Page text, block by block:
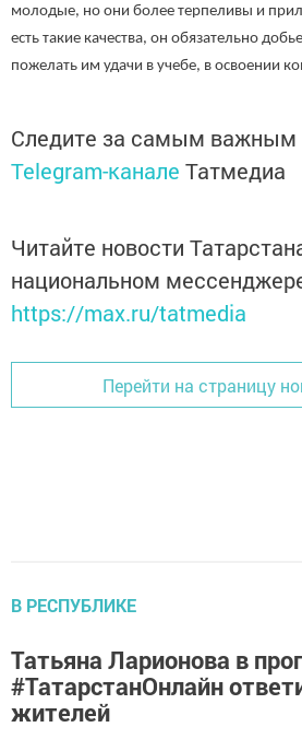
молодые, но они более терпеливы и
есть такие качества, он обязательно
пожелать им удачи в учебе, в освоении
Следите за самым важным
Telegram-канале Татмедиа
Читайте новости
национальном
https://max.ru/tatmedia
Перейти на страницу
В РЕСПУБЛИКЕ
Татьяна Ларионова в
#ТатарстанОнлайн
жителей